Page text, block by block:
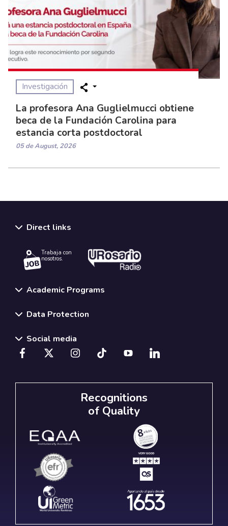
Investigación
La profesora Ana Guglielmucci obtiene
beca de la Fundación Carolina para
estancia corta postdoctoral
05 de August, 2026
Direct links
Trabaja con
nosotros.
Academic Programs
Data Protection
Social media
Recognitions
of Quality